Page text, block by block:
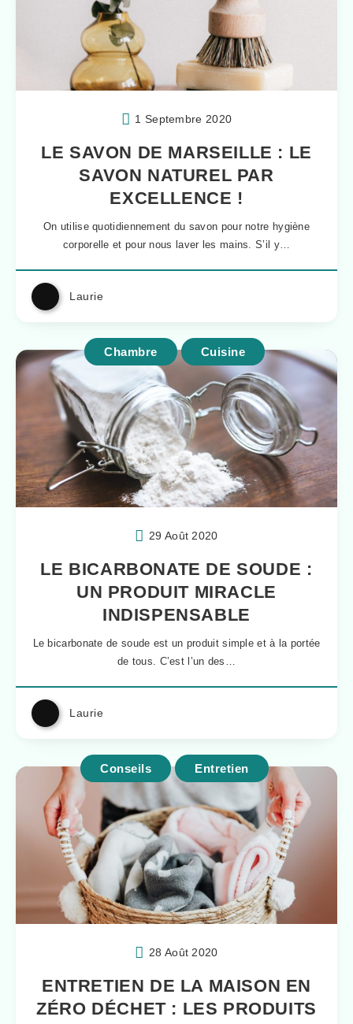
1 Septembre 2020
LE SAVON DE MARSEILLE : LE
SAVON NATUREL PAR
EXCELLENCE !
On utilise quotidiennement du savon pour notre hygiène
corporelle et pour nous laver les mains. S’il y…
Laurie
Chambre Cuisine
29 Août 2020
LE BICARBONATE DE SOUDE :
UN PRODUIT MIRACLE
INDISPENSABLE
Le bicarbonate de soude est un produit simple et à la portée
de tous. C’est l’un des…
Laurie
Conseils Entretien
28 Août 2020
ENTRETIEN DE LA MAISON EN
ZÉRO DÉCHET : LES PRODUITS